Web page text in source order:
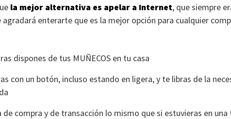
la mejor alternativa es apelar a Internet, que siempre
enterarte que es la mejor opción para cualquier
dispones de tus MUÑECOS en tu casa
con un botón, incluso estando en ligera, y te libras de la
de compra y de transacción lo mismo que si estuvieras en una